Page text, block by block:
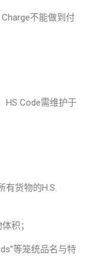
不能做到付
HS Code需维护于
有货物的H.S.
积；
等笼统品名与特